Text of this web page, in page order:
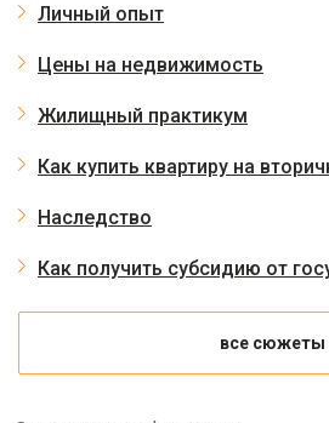
Личный опыт
Цены на недвижимость
Жилищный практикум
Как купить квартиру на
Наследство
Как получить субсидию от
все сюжеты